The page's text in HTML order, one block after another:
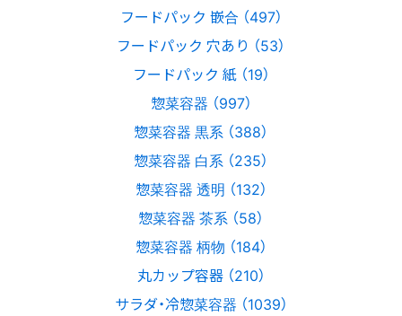
フードパック 嵌合 （497）
フードパック 穴あり （53）
フードパック 紙 （19）
惣菜容器 （997）
惣菜容器 黒系 （388）
惣菜容器 白系 （235）
惣菜容器 透明 （132）
惣菜容器 茶系 （58）
惣菜容器 柄物 （184）
丸カップ容器 （210）
サラダ・冷惣菜容器 （1039）